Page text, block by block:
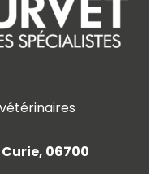
06700